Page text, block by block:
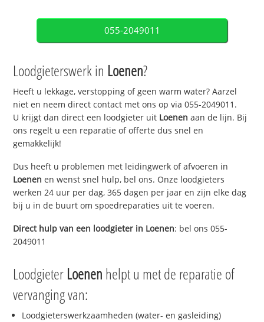
055-2049011
Loodgieterswerk in Loenen?
Heeft u lekkage, verstopping of geen warm water? Aarzel
niet en neem direct contact met ons op via 055-2049011.
U krijgt dan direct een loodgieter uit Loenen aan de lijn. Bij
ons regelt u een reparatie of offerte dus snel en
gemakkelijk!
Dus heeft u problemen met leidingwerk of afvoeren in
Loenen en wenst snel hulp, bel ons. Onze loodgieters
werken 24 uur per dag, 365 dagen per jaar en zijn elke dag
bij u in de buurt om spoedreparaties uit te voeren.
Direct hulp van een loodgieter in Loenen: bel ons 055-
2049011
Loodgieter Loenen helpt u met de reparatie of
vervanging van:
Loodgieterswerkzaamheden (water- en gasleiding)